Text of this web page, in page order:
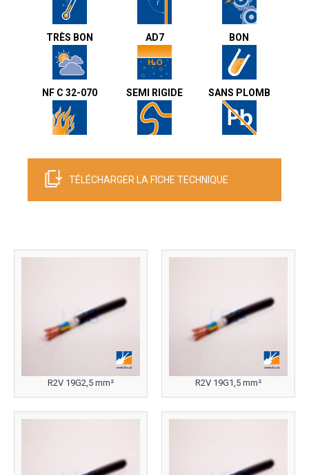
TRÈS BON AD7 BON
NF C 32-070 SEMI RIGIDE SANS PLOMB
TÉLÉCHARGER LA FICHE TECHNIQUE
R2V 19G2,5 mm² R2V 19G1,5 mm²